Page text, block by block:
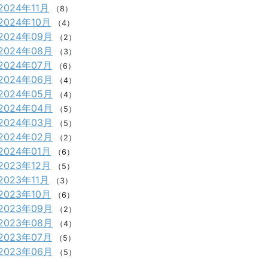
年11月 （8）
年10月 （4）
年09月 （2）
年08月 （3）
年07月 （6）
年06月 （4）
年05月 （4）
年04月 （5）
年03月 （5）
年02月 （2）
年01月 （6）
年12月 （5）
年11月 （3）
年10月 （6）
年09月 （2）
年08月 （4）
年07月 （5）
年06月 （5）